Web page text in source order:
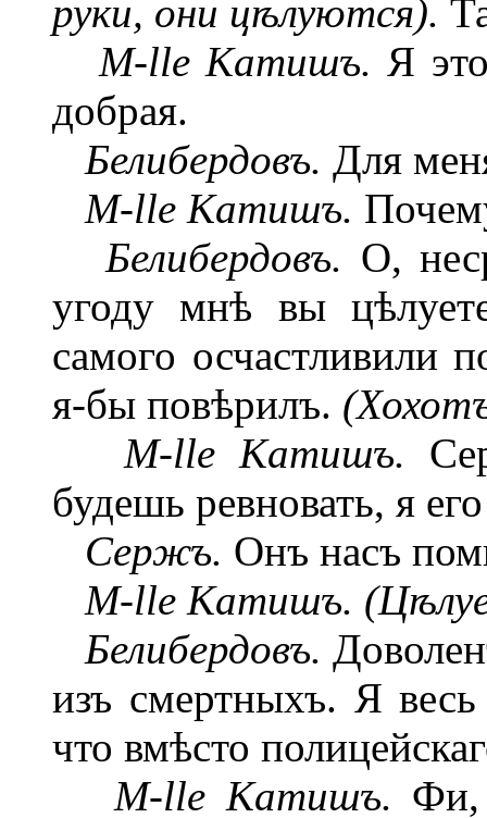
руки, они цѣлуются).
M-lle Катишъ. Я
добрая.
Белибердовъ. Для
M-lle Катишъ.
Белибердовъ. О,
угоду мнѣ вы
самого осчастливили
я-бы повѣрилъ.
M-lle Катишъ.
будешь ревновать, я
Сержъ. Онъ насъ
M-lle Катишъ.
Белибердовъ.
изъ смертныхъ. Я
что вмѣсто
M-lle Катишъ. Фи,